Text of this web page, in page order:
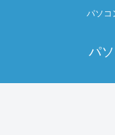
パソ
パ